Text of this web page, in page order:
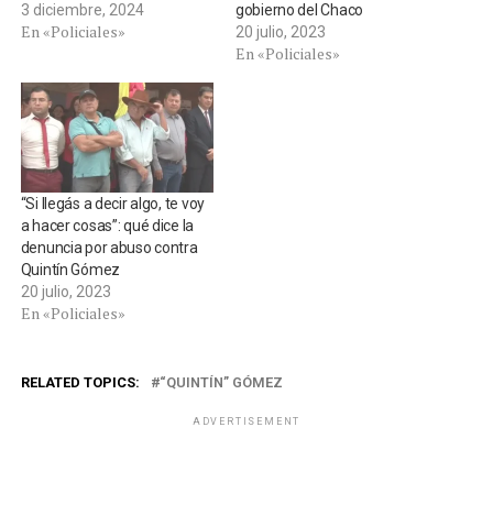
3 diciembre, 2024
En «Policiales»
gobierno del Chaco
20 julio, 2023
En «Policiales»
“Si llegás a decir algo, te voy
a hacer cosas”: qué dice la
denuncia por abuso contra
Quintín Gómez
20 julio, 2023
En «Policiales»
RELATED TOPICS: “QUINTÍN” GÓMEZ
ADVERTISEMENT